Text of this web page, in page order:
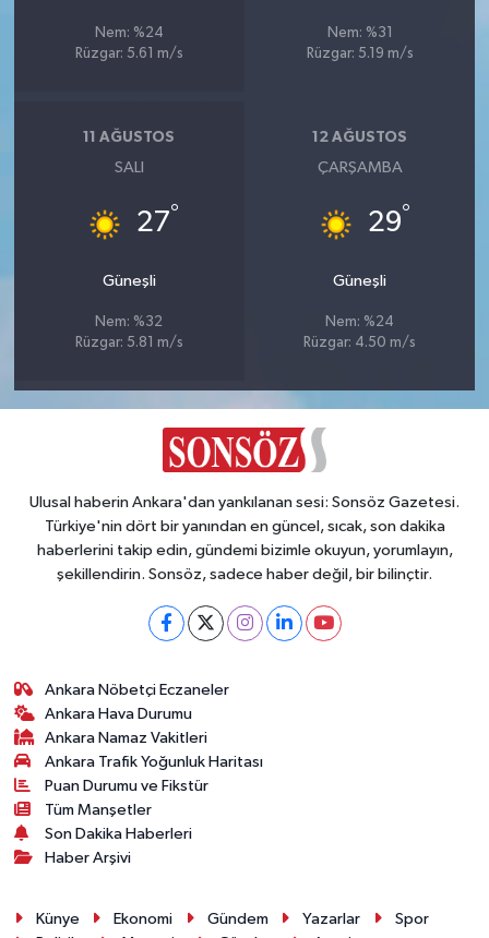
Nem: %24
Rüzgar: 5.61 m/s
Nem: %31
Rüzgar: 5.19 m/s
11 AĞUSTOS
SALI
27°
Güneşli
Nem: %32
Rüzgar: 5.81 m/s
12 AĞUSTOS
ÇARŞAMBA
29°
Güneşli
Nem: %24
Rüzgar: 4.50 m/s
Ulusal haberin Ankara'dan yankılanan sesi: Sonsöz Gazetesi.
Türkiye'nin dört bir yanından en güncel, sıcak, son dakika
haberlerini takip edin, gündemi bizimle okuyun, yorumlayın,
şekillendirin. Sonsöz, sadece haber değil, bir bilinçtir.
Ankara Nöbetçi Eczaneler
Ankara Hava Durumu
Ankara Namaz Vakitleri
Ankara Trafik Yoğunluk Haritası
Puan Durumu ve Fikstür
Tüm Manşetler
Son Dakika Haberleri
Haber Arşivi
Künye Ekonomi Gündem Yazarlar
Spor